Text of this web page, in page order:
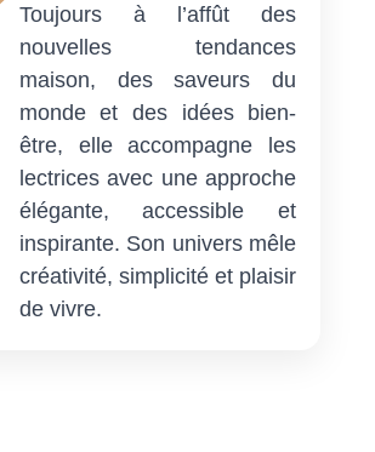
Toujours à l’affût des
nouvelles tendances
maison, des saveurs du
monde et des idées bien-
être, elle accompagne les
lectrices avec une approche
élégante, accessible et
inspirante. Son univers mêle
créativité, simplicité et plaisir
de vivre.